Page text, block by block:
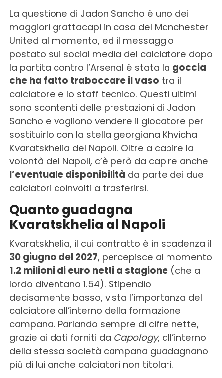
La questione di Jadon Sancho è uno dei
maggiori grattacapi in casa del Manchester
United al momento, ed il messaggio
postato sui social media del calciatore dopo
la partita contro l’Arsenal è stata la goccia
che ha fatto traboccare il vaso tra il
calciatore e lo staff tecnico. Questi ultimi
sono scontenti delle prestazioni di Jadon
Sancho e vogliono vendere il giocatore per
sostituirlo con la stella georgiana Khvicha
Kvaratskhelia del Napoli. Oltre a capire la
volontà del Napoli, c’è però da capire anche
l’eventuale disponibilità da parte dei due
calciatori coinvolti a trasferirsi.
Quanto guadagna
Kvaratskhelia al Napoli
Kvaratskhelia, il cui contratto è in scadenza il
30 giugno del 2027, percepisce al momento
1.2 milioni di euro netti a stagione(che a
lordo diventano 1.54). Stipendio
decisamente basso, vista l’importanza del
calciatore all’interno della formazione
campana. Parlando sempre di cifre nette,
grazie ai dati forniti da Capology, all’interno
della stessa società campana guadagnano
più di lui anche calciatori non titolari.